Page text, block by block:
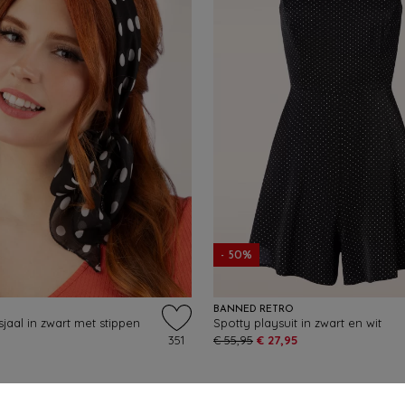
in zwart met stippen
351
- 50%
BANNED RETRO
Spotty playsuit in zwart en wit
€ 55,95 € 27,95